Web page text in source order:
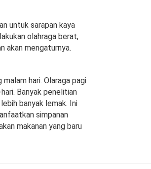
untuk sarapan kaya
olahraga berat,
akan mengaturnya.
hari. Olaraga pagi
Banyak penelitian
banyak lemak. Ini
simpanan
makanan yang baru